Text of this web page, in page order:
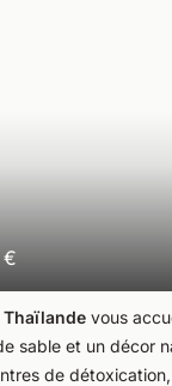
€
vous
sable et un décor
de